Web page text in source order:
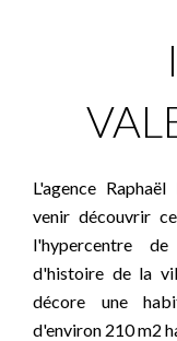
L'agence
venir découvrir
l'hypercentre de
d'histoire de la
décore une
d'environ 210 m2